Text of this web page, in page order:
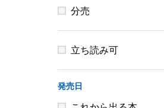
分売
立ち読み可
発売日